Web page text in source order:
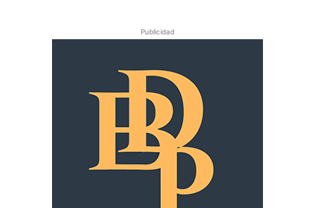
Publicidad